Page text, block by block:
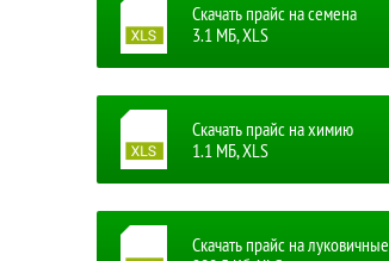
Скачать прайс на семена
3.1 MБ, XLS
Скачать прайс на химию
1.1 MБ, XLS
Скачать прайс на луковичные